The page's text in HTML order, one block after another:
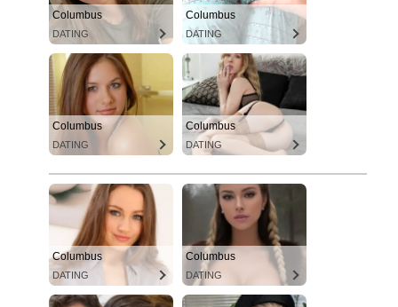
Columbus
DATING
Columbus
DATING
Columbus
DATING
Columbus
DATING
Columbus
DATING
Columbus
DATING